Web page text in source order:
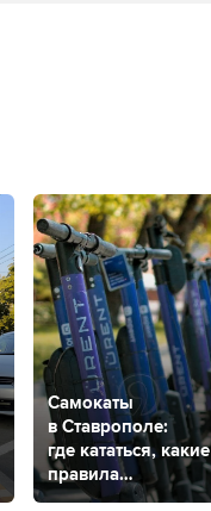
Самокаты
в Ставрополе:
где кататься, какие
правила
и где купить?